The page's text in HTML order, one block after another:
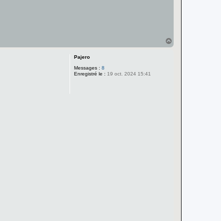
a
Pajero
Messages : 8
Enregistré le : 19 oct. 2024 15:41